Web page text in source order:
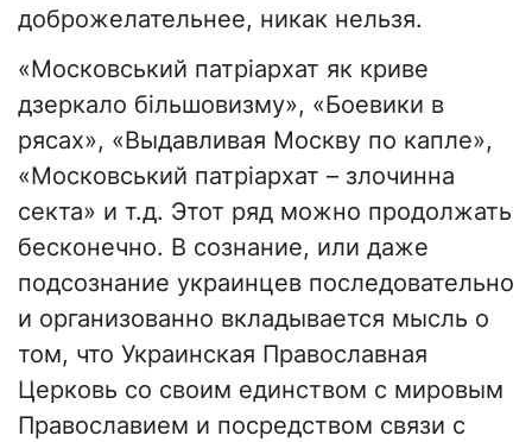
доброжелательнее, никак нельзя.
«Московський патріархат як криве
дзеркало більшовизму», «Боевики в
рясах», «Выдавливая Москву по капле»,
«Московський патріархат – злочинна
секта» и т.д. Этот ряд можно продолжать
бесконечно. В сознание, или даже
подсознание украинцев последовательно
и организованно вкладывается мысль о
том, что Украинская Православная
Церковь со своим единством с мировым
Православием и посредством связи с